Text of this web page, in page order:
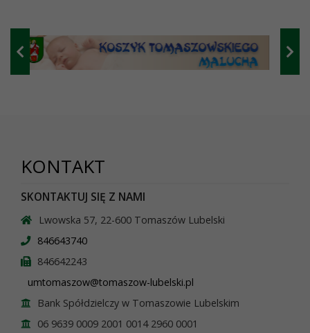
KONTAKT
SKONTAKTUJ SIĘ Z NAMI
Lwowska 57, 22-600 Tomaszów Lubelski
846643740
846642243
umtomaszow@tomaszow-lubelski.pl
Bank Spółdzielczy w Tomaszowie Lubelskim
06 9639 0009 2001 0014 2960 0001